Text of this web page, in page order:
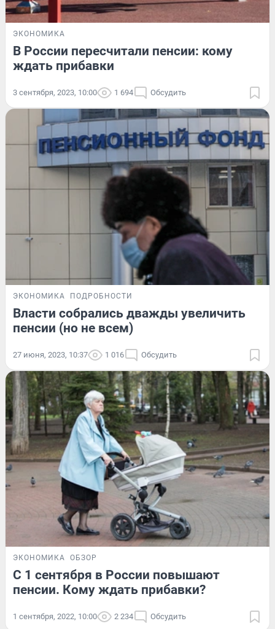
ЭКОНОМИКА
В России пересчитали пенсии: кому
ждать прибавки
3 сентября, 2023, 10:00 1 694 Обсудить
ЭКОНОМИКА ПОДРОБНОСТИ
Власти собрались дважды увеличить
пенсии (но не всем)
27 июня, 2023, 10:37 1 016 Обсудить
ЭКОНОМИКА ОБЗОР
С 1 сентября в России повышают
пенсии. Кому ждать прибавки?
1 сентября, 2022, 10:00 2 234 Обсудить